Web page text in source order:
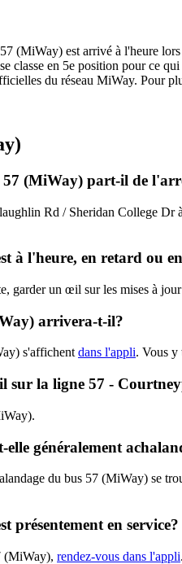
(MiWay) est arrivé à l'heure
classe en 5e position pour ce
du réseau MiWay. Pour
57 (MiWay) part-il de
Rd / Sheridan College
à l'heure, en retard ou
garder un œil sur les mises à
arrivera-t-il?
s'affichent dans l'appli. Vous y
sur la ligne 57 -
généralement
du bus 57 (MiWay) se
présentement en service?
(MiWay), rendez-vous dans l'appli.